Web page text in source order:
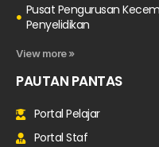
Pusat Pengurusan
Penyelidikan
View more »
PAUTAN PANTAS
Portal Pelajar
Portal Staf